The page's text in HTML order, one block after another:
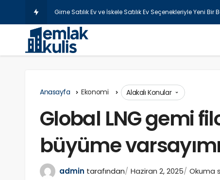
Şişli La
Anasayfa Ekonomi Alakalı Konular
Global LNG gemi
büyüme varsayımı
admin tarafından Haziran 2, 2025 Okuma